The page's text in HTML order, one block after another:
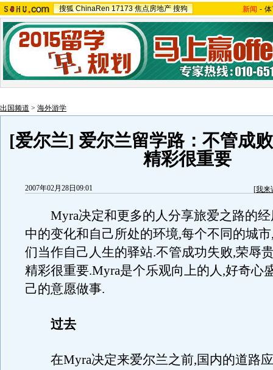
搜狐 ChinaRen 17173 焦点房地产 搜狗 新闻 -
出国频道 > 海外游学
[爱尔兰] 爱尔兰留学路：不管成
精彩很重要
2007年02月28日09:01 [我来
Myra决定和更多的人分享旅爱之路的经
中的变化和自己所处的环境,每个不同的城
们当作自己人生的驿站.不管成功失败,荣辱
精彩很重要.Myra是个乐观向上的人,好奇心
己的意愿做事.
过去
在Myra决定来爱尔兰之前,国内的道路